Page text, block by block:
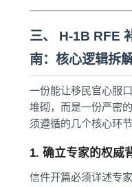
三、 H-1B RFE
南：核心逻辑拆
一份能让移民官心服
堆砌，而是一份严密
须遵循的几个核心环节
1. 确立专家的权威
信件开篇必须详述专